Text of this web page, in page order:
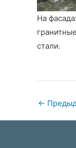
На
стали.
←